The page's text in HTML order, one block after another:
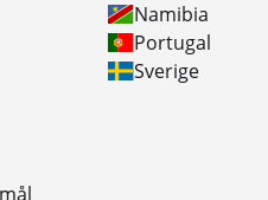
Namibia
Portugal
Sverige